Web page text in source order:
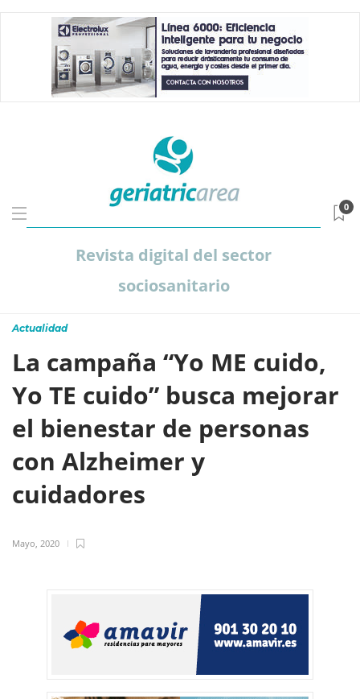
Revista digital del sector
sociosanitario
0
Actualidad
La campaña “Yo ME cuido,
Yo TE cuido” busca mejorar
el bienestar de personas
con Alzheimer y
cuidadores
Mayo, 2020